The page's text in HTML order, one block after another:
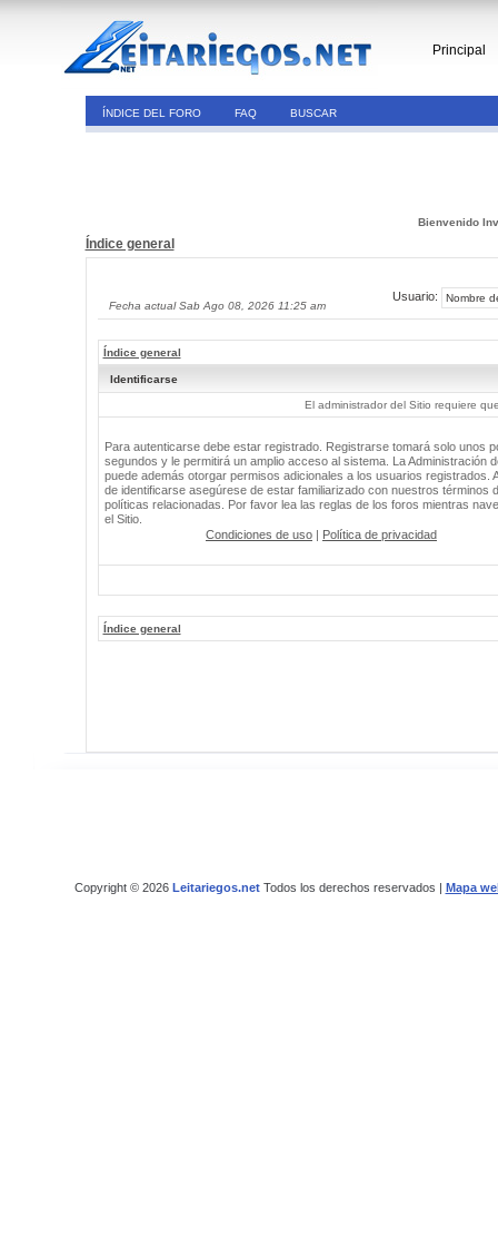
Principal
ÍNDICE DEL FORO FAQ BUSCAR
Bienvenido
Índice general
Fecha actual Sab Ago 08, 2026 11:25 am
Usuario:
Índice general
Identificarse
El administrador del Sitio requiere
Para autenticarse debe estar registrado. Registrarse tomará solo unos
segundos y le permitirá un amplio acceso al sistema. La Administración
puede además otorgar permisos adicionales a los usuarios registrados.
de identificarse asegúrese de estar familiarizado con nuestros términos
políticas relacionadas. Por favor lea las reglas de los foros mientras
el Sitio.
Condiciones de uso | Política de privacidad
Índice general
Copyright © 2026 Leitariegos.netTodos los derechos reservados | Mapa